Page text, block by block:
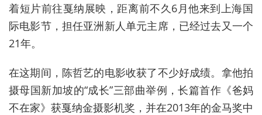
着短片前往戛纳展映，距离前不久6月他来到上海国
际电影节，担任亚洲新人单元主席，已经过去又一个
21年。
在这期间，陈哲艺的电影收获了不少好成绩。拿他拍
摄母国新加坡的“成长”三部曲举例，长篇首作《爸妈
不在家》获戛纳金摄影机奖，并在2013年的金马奖中